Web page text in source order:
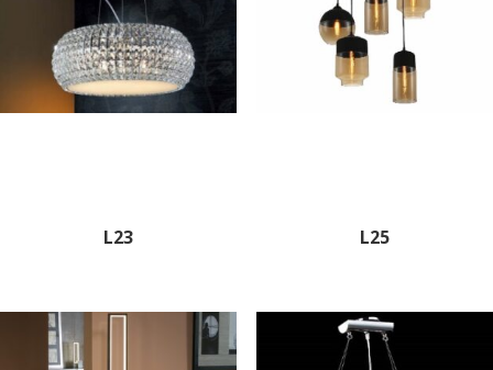
L23 L25